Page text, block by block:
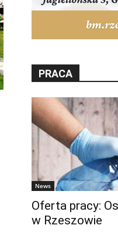
PRACA
News
Oferta pracy:
w Rzeszowie